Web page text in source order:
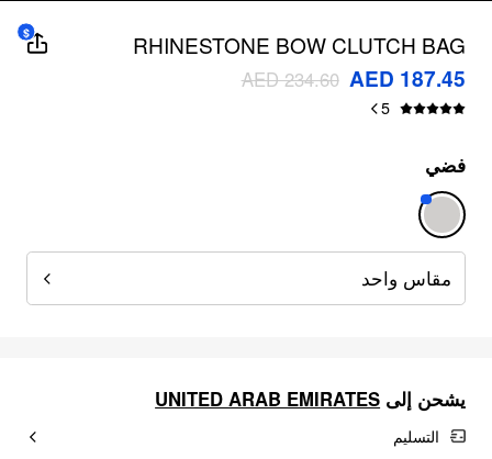
RHINESTONE BOW CLUTCH BAG
AED 187.45
AED 234.60
5
$
فضي
مقاس واحد
يشحن إلى UNITED ARAB EMIRATES
التسليم